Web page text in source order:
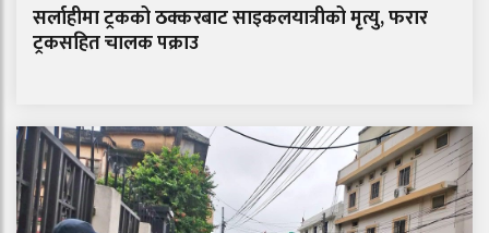
सर्लाहीमा ट्रकको ठक्करबाट साइकलयात्रीको मृत्यु, फरार
ट्रकसहित चालक पक्राउ